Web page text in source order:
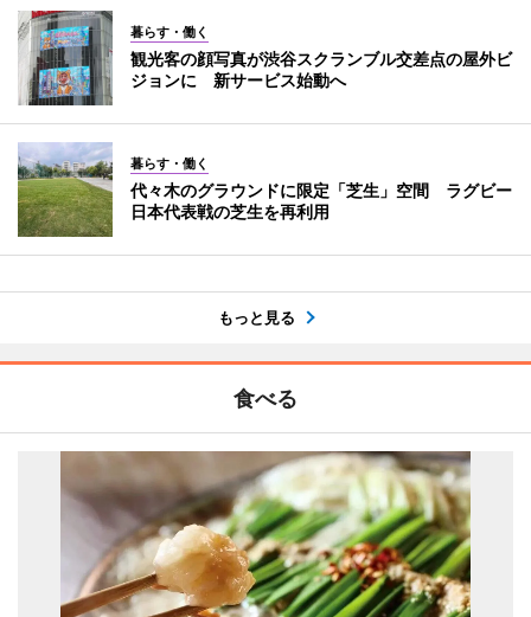
暮らす・働く
観光客の顔写真が渋谷スクランブル交差点の屋外ビ
ジョンに 新サービス始動へ
暮らす・働く
代々木のグラウンドに限定「芝生」空間 ラグビー
日本代表戦の芝生を再利用
もっと見る
食べる